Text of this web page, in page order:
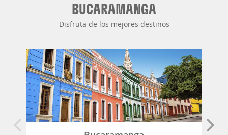
BUCARAMANGA
Disfruta de los mejores destinos